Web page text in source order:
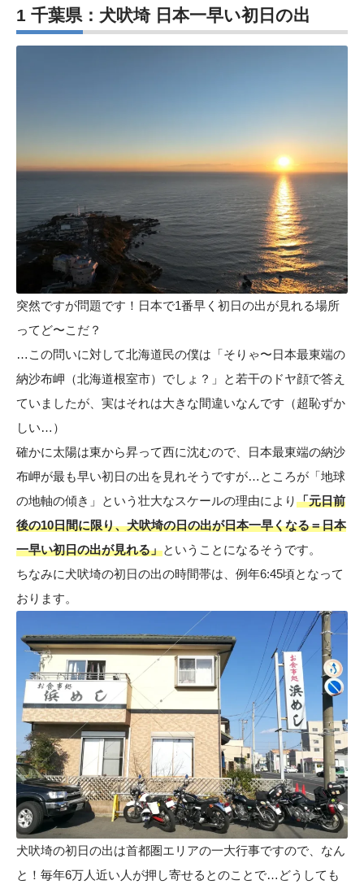
1 千葉県：犬吠埼 日本一早い初日の出
突然ですが問題です！日本で1番早く初日の出が見れる場所
ってど〜こだ？
…この問いに対して北海道民の僕は「そりゃ〜日本最東端の
納沙布岬（北海道根室市）でしょ？」と若干のドヤ顔で答え
ていましたが、実はそれは大きな間違いなんです（超恥ずか
しい…）
確かに太陽は東から昇って西に沈むので、日本最東端の納沙
布岬が最も早い初日の出を見れそうですが…ところが「地球
の地軸の傾き」という壮大なスケールの理由により「元日前
後の10日間に限り、犬吠埼の日の出が日本一早くなる＝日本
一早い初日の出が見れる」ということになるそうです。
ちなみに犬吠埼の初日の出の時間帯は、例年6:45頃となって
おります。
犬吠埼の初日の出は首都圏エリアの一大行事ですので、なん
と！毎年6万人近い人が押し寄せるとのことで…どうしても